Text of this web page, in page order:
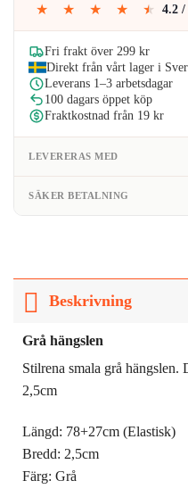
★ ★ ★ ★ ★ 4.2 /
Fri frakt över 299 kr
Direkt från vårt lager i
Leverans 1–3 arbetsdagar
100 dagars öppet köp
Fraktkostnad från 19 kr
LEVERERAS MED
SÄKER BETALNING
Beskrivning
Grå hängslen
Stilrena smala grå hängslen.
2,5cm
Längd: 78+27cm (Elastisk)
Bredd: 2,5cm
Färg: Grå